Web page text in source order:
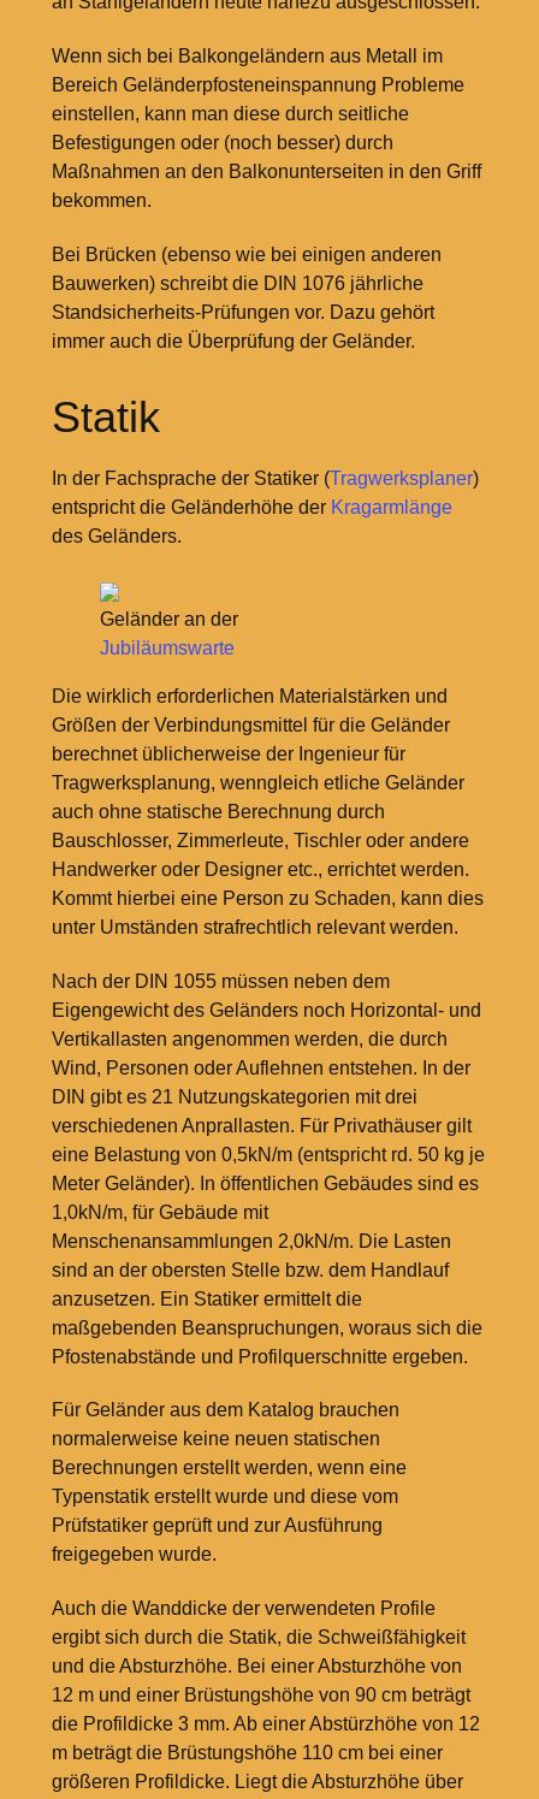
Wenn sich bei Balkongeländern aus Metall im
Bereich Geländerpfosteneinspannung Probleme
einstellen, kann man diese durch seitliche
Befestigungen oder (noch besser) durch
Maßnahmen an den Balkonunterseiten in den Griff
bekommen.
Bei Brücken (ebenso wie bei einigen anderen
Bauwerken) schreibt die DIN 1076 jährliche
Standsicherheits-Prüfungen vor. Dazu gehört
immer auch die Überprüfung der Geländer.
Statik
In der Fachsprache der Statiker (Tragwerksplaner)
entspricht die Geländerhöhe der Kragarmlänge
des Geländers.
Geländer an der
Jubiläumswarte
Die wirklich erforderlichen Materialstärken und
Größen der Verbindungsmittel für die Geländer
berechnet üblicherweise der Ingenieur für
Tragwerksplanung, wenngleich etliche Geländer
auch ohne statische Berechnung durch
Bauschlosser, Zimmerleute, Tischler oder andere
Handwerker oder Designer etc., errichtet werden.
Kommt hierbei eine Person zu Schaden, kann dies
unter Umständen strafrechtlich relevant werden.
Nach der DIN 1055 müssen neben dem
Eigengewicht des Geländers noch Horizontal- und
Vertikallasten angenommen werden, die durch
Wind, Personen oder Auflehnen entstehen. In der
DIN gibt es 21 Nutzungskategorien mit drei
verschiedenen Anprallasten. Für Privathäuser gilt
eine Belastung von 0,5kN/m (entspricht rd. 50 kg je
Meter Geländer). In öffentlichen Gebäudes sind es
1,0kN/m, für Gebäude mit
Menschenansammlungen 2,0kN/m. Die Lasten
sind an der obersten Stelle bzw. dem Handlauf
anzusetzen. Ein Statiker ermittelt die
maßgebenden Beanspruchungen, woraus sich die
Pfostenabstände und Profilquerschnitte ergeben.
Für Geländer aus dem Katalog brauchen
normalerweise keine neuen statischen
Berechnungen erstellt werden, wenn eine
Typenstatik erstellt wurde und diese vom
Prüfstatiker geprüft und zur Ausführung
freigegeben wurde.
Auch die Wanddicke der verwendeten Profile
ergibt sich durch die Statik, die Schweißfähigkeit
und die Absturzhöhe. Bei einer Absturzhöhe von
12 m und einer Brüstungshöhe von 90 cm beträgt
die Profildicke 3 mm. Ab einer Abstürzhöhe von 12
m beträgt die Brüstungshöhe 110 cm bei einer
größeren Profildicke. Liegt die Absturzhöhe über